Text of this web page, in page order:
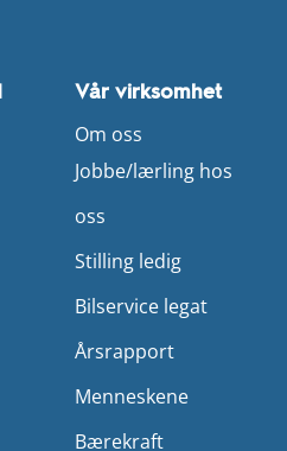
Vår virksomhet
Om oss
Jobbe/lærling hos
oss
Stilling ledig
Bilservice legat
Årsrapport
Menneskene
Bærekraft